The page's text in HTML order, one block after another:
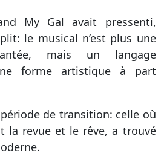
My Gal avait pressenti,
le musical n’est plus une
mais un langage
forme artistique à part
de transition: celle où
la revue et le rêve, a trouvé